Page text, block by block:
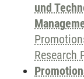
und
Research